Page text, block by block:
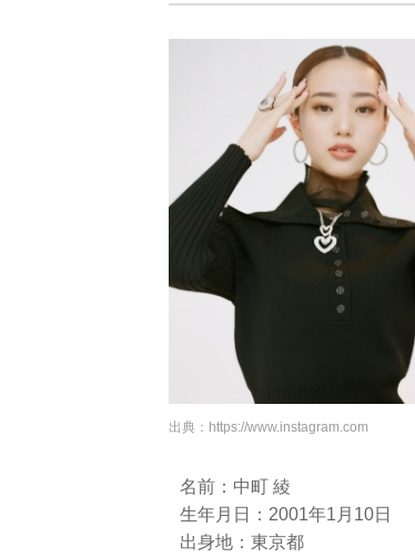
出典： https://www.instagram.com
名前：中町 綾
生年月日：2001年1月10日
出身地：東京都